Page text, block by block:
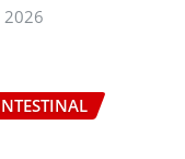
2026